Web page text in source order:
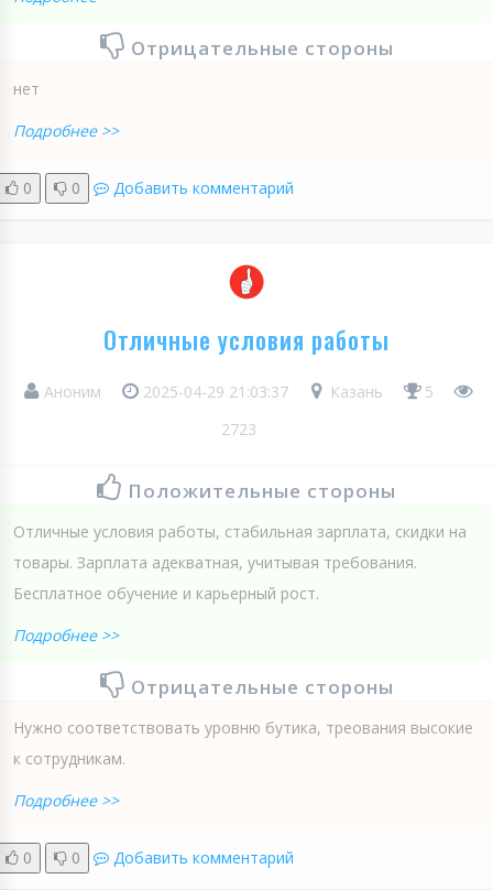
Отрицательные стороны
нет
Подробнее >>
0 0 Добавить комментарий
Отличные условия работы
Аноним 2025-04-29 21:03:37 Казань
5
2723
Положительные стороны
Отличные условия работы, стабильная зарплата, скидки на
товары. Зарплата адекватная, учитывая требования.
Бесплатное обучение и карьерный рост.
Подробнее >>
Отрицательные стороны
Нужно соответствовать уровню бутика, треования высокие
к сотрудникам.
Подробнее >>
0 0 Добавить комментарий